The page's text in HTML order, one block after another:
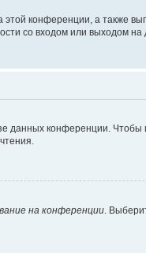
конференции, а также
со входом или выходом
данных конференции.
на конференции .